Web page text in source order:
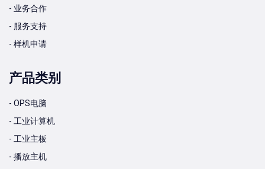
- 业务合作
- 服务支持
- 样机申请
产品类别
- OPS电脑
- 工业计算机
- 工业主板
- 播放主机